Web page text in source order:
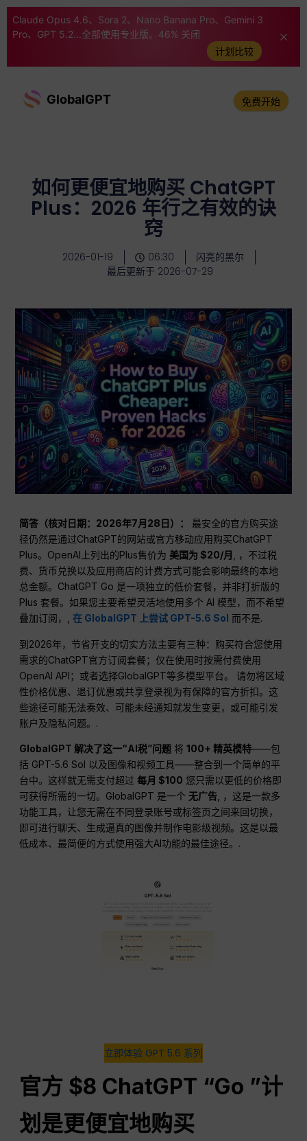
Claude Opus 4.6、Sora 2、Nano Banana Pro、Gemini 3
Pro、GPT 5.2...全部使用专业版。46% 关闭
计划比较
GlobalGPT 免费开始
如何更便宜地购买 ChatGPT
Plus：2026 年行之有效的诀
窍
2026-01-19 06:30
闪亮的黑尔
最后更新于 2026-07-29
简答（核对日期：2026年7月28日）：
最安全的官方购买途
径仍然是通过ChatGPT的网站或官方移动应用购买ChatGPT
Plus。OpenAI上列出的Plus售价为 美国为 $20/月
, ，不过税
费、货币兑换以及应用商店的计费方式可能会影响最终的本地
总金额。ChatGPT Go 是一项独立的低价套餐，并非打折版的
Plus 套餐。如果您主要希望灵活地使用多个 AI 模型，而不希望
叠加订阅，, 在 GlobalGPT 上尝试 GPT-5.6 Sol 而不是.
到2026年，节省开支的切实方法主要有三种：购买符合您使用
需求的ChatGPT官方订阅套餐；仅在使用时按需付费使用
OpenAI API；或者选择GlobalGPT等多模型平台。 请勿将区域
性价格优惠、退订优惠或共享登录视为有保障的官方折扣。这
些途径可能无法奏效、可能未经通知就发生变更，或可能引发
账户及隐私问题。.
GlobalGPT 解决了这一“AI税”问题 将100+ 精英模特——包
括 GPT-5.6 Sol 以及图像和视频工具——整合到一个简单的平
台中。这样就无需支付超过每月 $100 您只需以更低的价格即
可获得所需的一切。GlobalGPT 是一个 无广告 , ，这是一款多
功能工具，让您无需在不同登录账号或标签页之间来回切换，
即可进行聊天、生成逼真的图像并制作电影级视频。这是以最
低成本、最简便的方式使用强大AI功能的最佳途径。.
立即体验 GPT 5.6 系列
官方 $8 ChatGPT “Go ”计
划是更便宜地购买